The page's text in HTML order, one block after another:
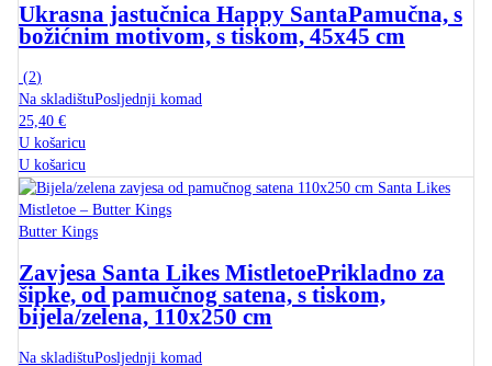
Ukrasna jastučnica Happy SantaPamučna, s
božićnim motivom, s tiskom, 45x45 cm
(2)
Na skladištuPosljednji komad
25,40 €
U košaricu
U košaricu
Butter Kings
Zavjesa Santa Likes MistletoePrikladno za
šipke, od pamučnog satena, s tiskom,
bijela/zelena, 110x250 cm
Na skladištuPosljednji komad